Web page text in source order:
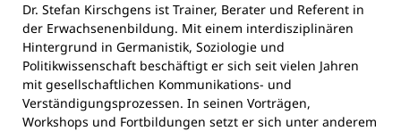
Dr. Stefan Kirschgens ist Trainer, Berater und Referent in
der Erwachsenenbildung. Mit einem interdisziplinären
Hintergrund in Germanistik, Soziologie und
Politikwissenschaft beschäftigt er sich seit vielen Jahren
mit gesellschaftlichen Kommunikations- und
Verständigungsprozessen. In seinen Vorträgen,
Workshops und Fortbildungen setzt er sich unter anderem